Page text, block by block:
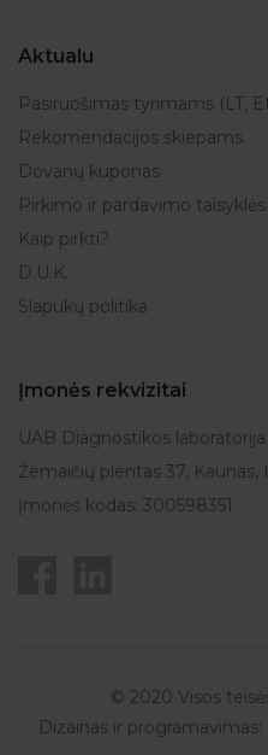
Aktualu
Pasiruošimas tyrimams (LT,
Rekomendacijos skiepams
Dovanų kuponas
Pirkimo ir pardavimo taisyklės
Kaip pirkti?
D.U.K.
Slapukų politika
Įmonės rekvizitai
UAB Diagnostikos laboratorija
Žemaičių plentas 37, Kaunas,
Įmonės kodas: 300598351
© 2020 Visos
Dizainas ir programavimas: